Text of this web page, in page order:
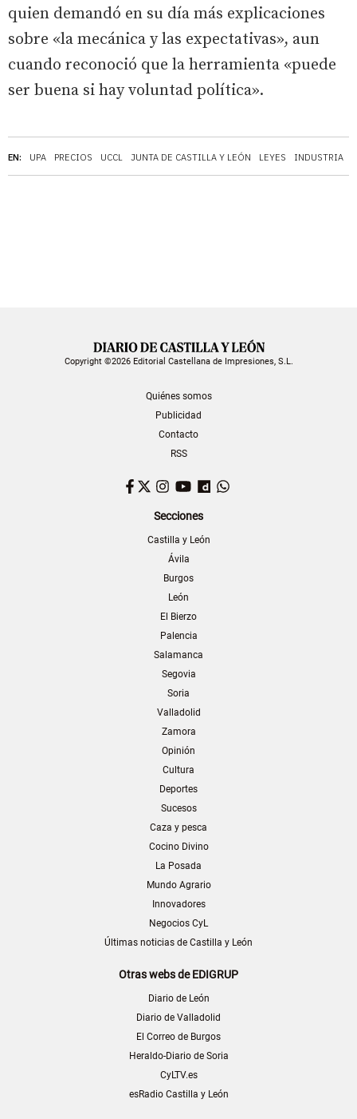
EN: UPA PRECIOS UCCL JUNTA DE CASTILLA Y LEÓN LEYES INDUSTRIA
quien demandó en su día más explicaciones
sobre «la mecánica y las expectativas», aun
cuando reconoció que la herramienta «puede
ser buena si hay voluntad política».
Copyright ©2026 Editorial Castellana de Impresiones, S.L.
Quiénes somos
Publicidad
Contacto
RSS
Facebook
TwitterInstagram
YouTubeDailymotion
Secciones
Castilla y León
Ávila
Burgos
León
El Bierzo
Palencia
Salamanca
Segovia
Soria
Valladolid
Zamora
Opinión
Cultura
Deportes
Sucesos
Caza y pesca
Cocino Divino
La Posada
Mundo Agrario
Innovadores
Negocios CyL
Últimas noticias de Castilla y León
Otras webs de EDIGRUP
Diario de León
Diario de Valladolid
El Correo de Burgos
Heraldo-Diario de Soria
CyLTV.es
esRadio Castilla y León